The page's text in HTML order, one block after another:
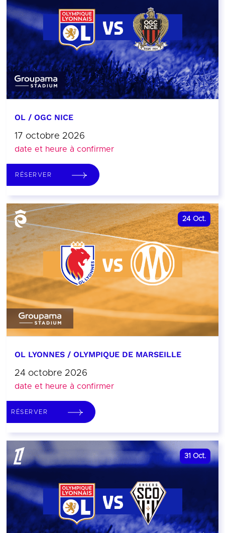
OL / OGC NICE
17 octobre 2026
date et heure à confirmer
RÉSERVER
24 Oct.
OL LYONNES / OLYMPIQUE DE MARSEILLE
24 octobre 2026
date et heure à confirmer
RÉSERVER
31 Oct.